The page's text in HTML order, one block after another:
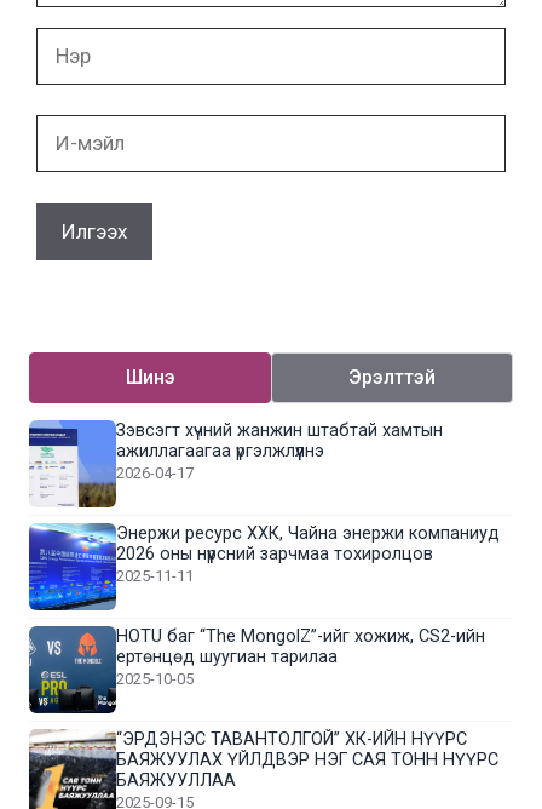
Шинэ Эрэлттэй
Зэвсэгт хүчний жанжин штабтай хамтын
ажиллагаагаа үргэлжлүүлнэ
2026-04-17
Энержи ресурс ХХК, Чайна энержи компаниуд
2026 оны нүүрсний зарчмаа тохиролцов
2025-11-11
HOTU баг “The MongolZ”-ийг хожиж, CS2-ийн
ертөнцөд шуугиан тарилаа
2025-10-05
“ЭРДЭНЭС ТАВАНТОЛГОЙ” ХК-ИЙН НҮҮРС
БАЯЖУУЛАХ ҮЙЛДВЭР НЭГ САЯ ТОНН НҮҮРС
БАЯЖУУЛЛАА
2025-09-15